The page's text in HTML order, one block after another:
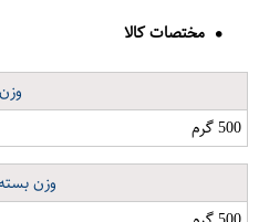
مختصات کالا
وزن
500 گرم
وزن